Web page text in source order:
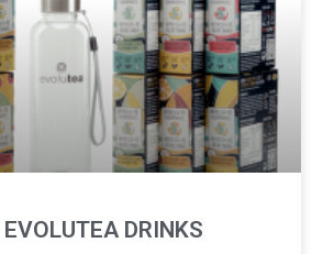
DRINKS